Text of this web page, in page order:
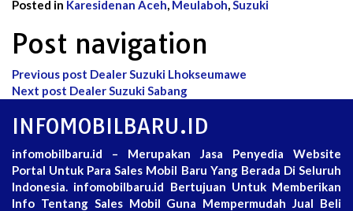
Posted in Karesidenan Aceh, Meulaboh,Suzuki
Post navigation
Previous post Dealer Suzuki Lhokseumawe
Next post Dealer Suzuki Sabang
INFOMOBILBARU.ID
infomobilbaru.id – Merupakan Jasa Penyedia Website
Portal Untuk Para Sales Mobil Baru Yang Berada Di Seluruh
Indonesia. infomobilbaru.id Bertujuan Untuk Memberikan
Info Tentang Sales Mobil Guna Mempermudah Jual Beli